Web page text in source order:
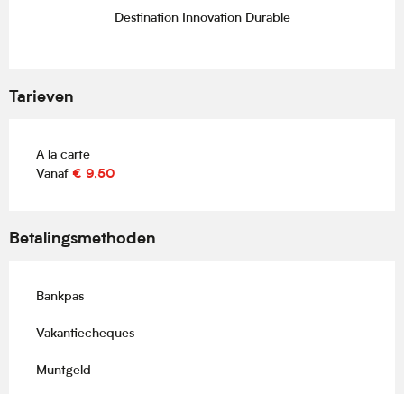
Destination Innovation Durable
Tarieven
A la carte
Vanaf € 9,50
Betalingsmethoden
Bankpas
Vakantiecheques
Muntgeld